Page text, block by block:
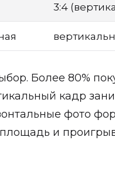
3:4
Более 80%
кадр
фото
и